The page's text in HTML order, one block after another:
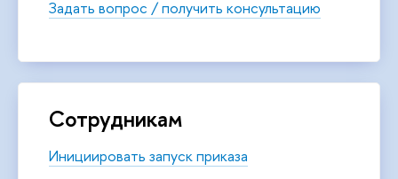
Задать вопрос / получить консультацию
Сотрудникам
Инициировать запуск приказа